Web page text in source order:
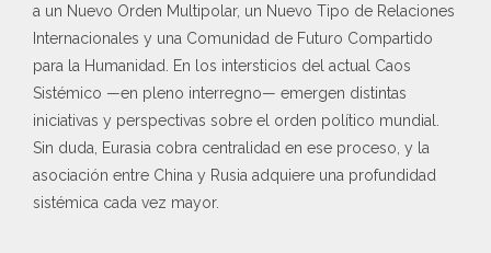
a un Nuevo Orden Multipolar, un Nuevo Tipo de Relaciones
Internacionales y una Comunidad de Futuro Compartido
para la Humanidad. En los intersticios del actual Caos
Sistémico —en pleno interregno— emergen distintas
iniciativas y perspectivas sobre el orden político mundial.
Sin duda, Eurasia cobra centralidad en ese proceso, y la
asociación entre China y Rusia adquiere una profundidad
sistémica cada vez mayor.